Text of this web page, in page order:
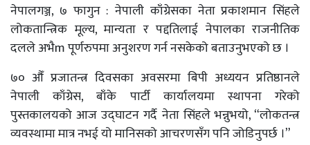
नेपालगञ्ज, ७ फागुन : नेपाली काँग्रेसका नेता प्रकाशमान सिंहले
लोकतान्त्रिक मूल्य, मान्यता र पद्दतिलाई नेपालका राजनीतिक
दलले अभैm पूर्णरुपमा अनुशरण गर्न नसकेको बताउनुभएको छ ।
७० औँ प्रजातन्त्र दिवसका अवसरमा बिपी अध्ययन प्रतिष्ठानले
नेपाली काँग्रेस, बाँके पार्टी कार्यालयमा स्थापना गरेको
पुस्तकालयको आज उद्घाटन गर्दै नेता सिंहले भन्नुभयो, “लोकतन्त्र
व्यवस्थामा मात्र नभई यो मानिसको आचरणसँग पनि जोडिनुपर्छ ।”